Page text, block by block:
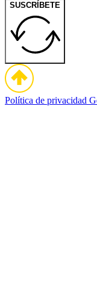
SUSCRÍBETE
Política de privacidad